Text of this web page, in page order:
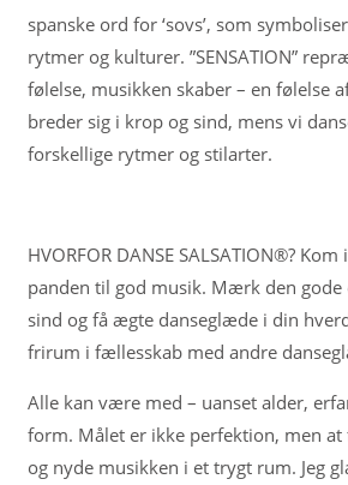
spanske ord for ‘sovs’, som
rytmer og kulturer. ”SENSATION”
følelse, musikken skaber – en følelse
breder sig i krop og sind, mens vi
forskellige rytmer og stilarter.
HVORFOR DANSE SALSATION®?
panden til god musik. Mærk den gode
sind og få ægte danseglæde i din
frirum i fællesskab med andre
Alle kan være med – uanset alder,
form. Målet er ikke perfektion, men
og nyde musikken i et trygt rum. Jeg